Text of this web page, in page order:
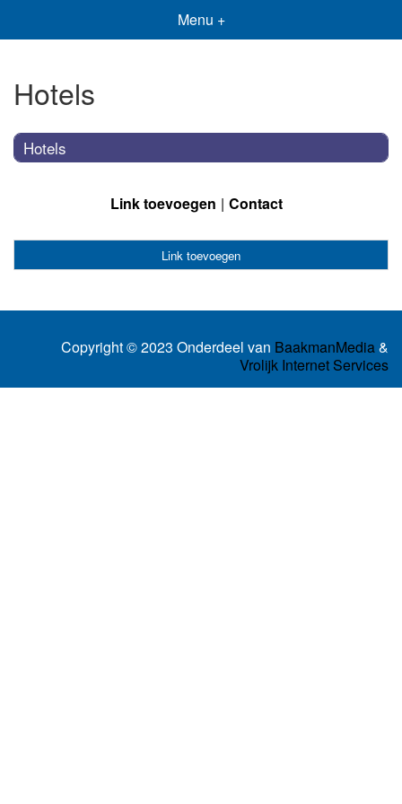
Menu +
Hotels
Hotels
Link toevoegen Contact
Link toevoegen
Copyright © 2023 Onderdeel van BaakmanMedia&
Vrolijk Internet Services